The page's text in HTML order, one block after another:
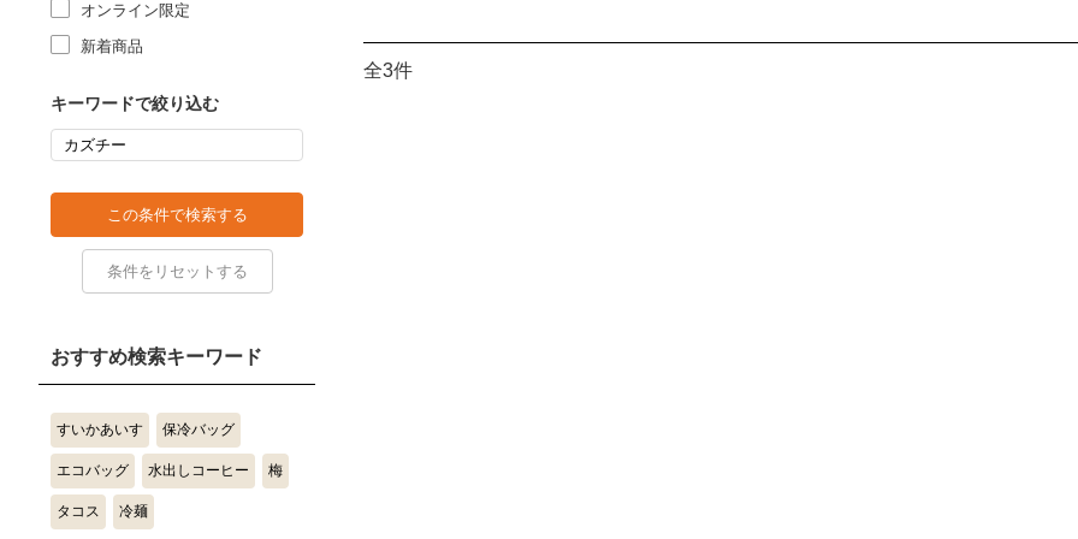
全3件
オンライン限定
新着商品
キーワードで絞り込む
おすすめ検索キーワード
すいかあいす 保冷バッグ
エコバッグ 水出しコーヒー 梅
タコス 冷麺